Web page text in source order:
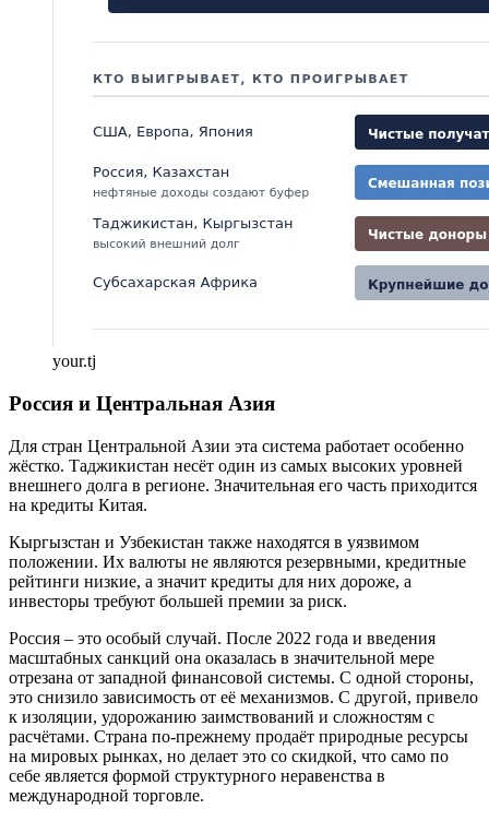
your.tj
Россия и Центральная Азия
Для стран Центральной Азии эта система работает особенно
жёстко. Таджикистан несёт один из самых высоких уровней
внешнего долга в регионе. Значительная его часть приходится
на кредиты Китая.
Кыргызстан и Узбекистан также находятся в уязвимом
положении. Их валюты не являются резервными, кредитные
рейтинги низкие, а значит кредиты для них дороже, а
инвесторы требуют большей премии за риск.
Россия – это особый случай. После 2022 года и введения
масштабных санкций она оказалась в значительной мере
отрезана от западной финансовой системы. С одной стороны,
это снизило зависимость от её механизмов. С другой, привело
к изоляции, удорожанию заимствований и сложностям с
расчётами. Страна по-прежнему продаёт природные ресурсы
на мировых рынках, но делает это со скидкой, что само по
себе является формой структурного неравенства в
международной торговле.